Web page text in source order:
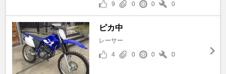
9 0 0 0
ピカ中
レーサー
4
0 0 0